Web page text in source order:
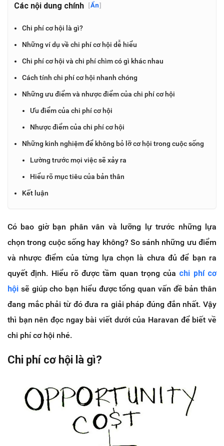
Các nội dung chính [Ẩn]
Chi phí cơ hội là gì?
Những ví dụ về chi phí cơ hội dễ hiểu
Chi phí cơ hội và chi phí chìm có gì khác nhau
Cách tính chi phí cơ hội nhanh chóng
Những ưu điểm và nhược điểm của chi phí cơ hội
Ưu điểm của chi phí cơ hội
Nhược điểm của chi phí cơ hội
Những kinh nghiệm để không bỏ lỡ cơ hội trong cuộc sống
Lường trước mọi việc sẽ xảy ra
Hiểu rõ mục tiêu của bản thân
Kết luận
Có bao giờ bạn phân vân và lưỡng lự trước những lựa
chọn trong cuộc sống hay không? So sánh những ưu điểm
và nhược điểm của từng lựa chọn là chưa đủ để bạn ra
quyết định. Hiểu rõ được tầm quan trọng của chi phí cơ
hội sẽ giúp cho bạn hiểu được tổng quan vấn đề bản thân
đang mắc phải từ đó đưa ra giải pháp đúng đắn nhất. Vậy
thì bạn nên đọc ngay bài viết dưới của Haravan để biết về
chi phí cơ hội nhé.
Chi phí cơ hội là gì?